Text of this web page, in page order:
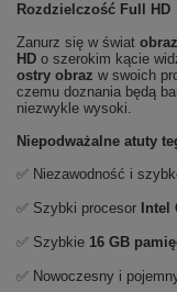
Rozdzielczość Full HD
Zanurz się w świat
HD o szerokim kącie
ostry obraz w swoich
czemu doznania będą
niezwykle wysoki.
Niepodważalne atuty
✅ Niezawodność i
✅ Szybki procesor Intel
✅ Szybkie 16 GB
✅ Nowoczesny i